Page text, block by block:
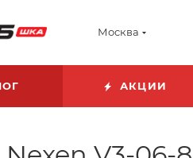
Москва
АКЦИИ